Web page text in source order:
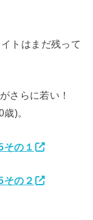
トはまだ残って
さらに若い！
)。
の１
の２